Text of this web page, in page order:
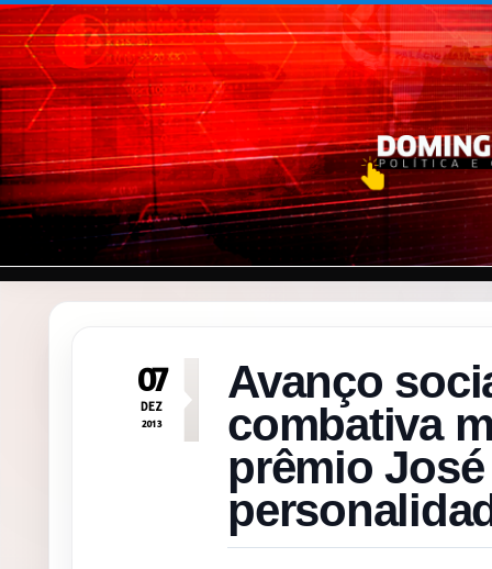
Pular para o conteúdo
07
DEZ
2013
Avanço
combativa
prêmio